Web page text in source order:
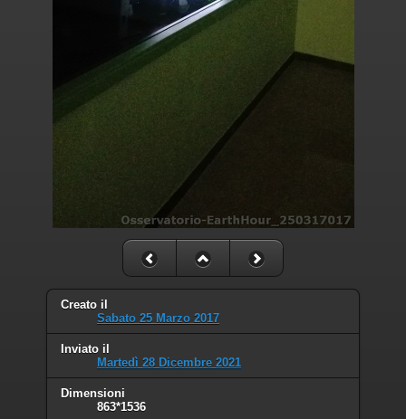
Creato il
Sabato 25 Marzo 2017
Inviato il
Martedì 28 Dicembre 2021
Dimensioni
863*1536